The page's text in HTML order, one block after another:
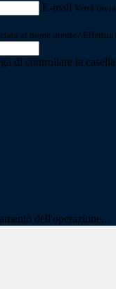
E-mail Verrà
al nome utente?
di controllare la
dell'operazione...